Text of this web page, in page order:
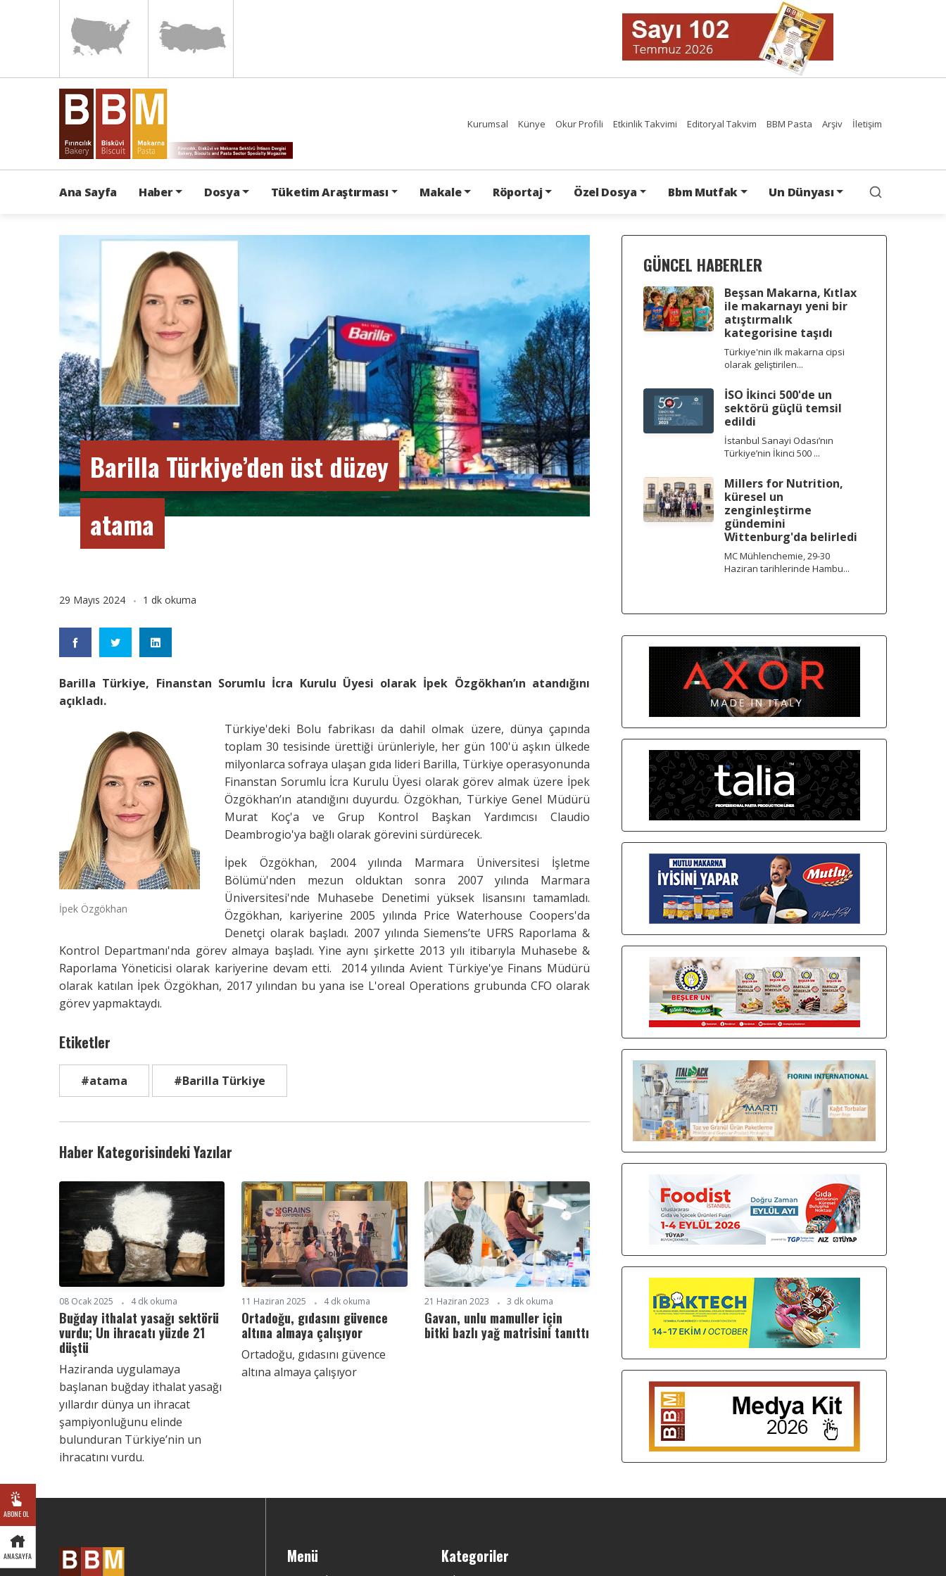
Kurumsal Künye Okur Profili Etkinlik Takvimi Editoryal Takvim BBM Pasta Arşiv İletişim
Ana Sayfa Haber Dosya Tüketim Araştırması Makale Röportaj Özel Dosya Bbm Mutfak Un Dünyası
ABONE OL
ANASAYFA
Barilla Türkiye’den üst düzey
atama
29 Mayıs 2024 1 dk okuma
Barilla Türkiye, Finanstan Sorumlu İcra Kurulu Üyesi olarak İpek Özgökhan’ın atandığını
açıkladı.
İpek Özgökhan
Türkiye'deki Bolu fabrikası da dahil olmak üzere, dünya çapında
toplam 30 tesisinde ürettiği ürünleriyle, her gün 100'ü aşkın ülkede
milyonlarca sofraya ulaşan gıda lideri Barilla, Türkiye operasyonunda
Finanstan Sorumlu İcra Kurulu Üyesi olarak görev almak üzere İpek
Özgökhan’ın atandığını duyurdu. Özgökhan, Türkiye Genel Müdürü
Murat Koç'a ve Grup Kontrol Başkan Yardımcısı Claudio
Deambrogio'ya bağlı olarak görevini sürdürecek.
İpek Özgökhan, 2004 yılında Marmara Üniversitesi İşletme
Bölümü'nden mezun olduktan sonra 2007 yılında Marmara
Üniversitesi'nde Muhasebe Denetimi yüksek lisansını tamamladı.
Özgökhan, kariyerine 2005 yılında Price Waterhouse Coopers'da
Denetçi olarak başladı. 2007 yılında Siemens’te UFRS Raporlama &
Kontrol Departmanı'nda görev almaya başladı. Yine aynı şirkette 2013 yılı itibarıyla Muhasebe &
Raporlama Yöneticisi olarak kariyerine devam etti. 2014 yılında Avient Türkiye'ye Finans Müdürü
olarak katılan İpek Özgökhan, 2017 yılından bu yana ise L'oreal Operations grubunda CFO olarak
görev yapmaktaydı.
Etiketler
#atama #Barilla Türkiye
Haber Kategorisindeki Yazılar
08 Ocak 2025 4 dk okuma
Buğday ithalat yasağı sektörü
vurdu; Un ihracatı yüzde 21
düştü
Haziranda uygulamaya
başlanan buğday ithalat yasağı
yıllardır dünya un ihracat
şampiyonluğunu elinde
bulunduran Türkiye’nin un
ihracatını vurdu.
11 Haziran 2025 4 dk okuma
Ortadoğu, gıdasını güvence
altına almaya çalışıyor
Ortadoğu, gıdasını güvence
altına almaya çalışıyor
21 Haziran 2023 3 dk okuma
Gavan, unlu mamuller için
bitki bazlı yağ matrisini tanıttı
GÜNCEL HABERLER
Beşsan Makarna, Kıtlax
ile makarnayı yeni bir
atıştırmalık
kategorisine taşıdı
Türkiye'nin ilk makarna cipsi
olarak geliştirilen...
İSO İkinci 500'de un
sektörü güçlü temsil
edildi
İstanbul Sanayi Odası’nın
Türkiye’nin İkinci 500 ...
Millers for Nutrition,
küresel un
zenginleştirme
gündemini
Wittenburg'da belirledi
MC Mühlenchemie, 29-30
Haziran tarihlerinde Hambu...
Menü Kategoriler